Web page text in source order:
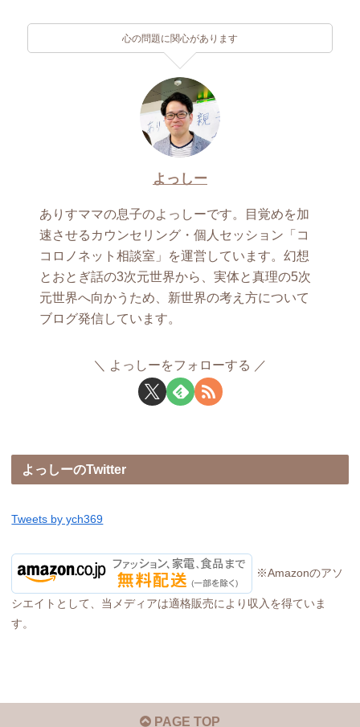
心の問題に関心があります
よっしー
ありすママの息子のよっしーです。目覚めを加
速させるカウンセリング・個人セッション「コ
コロノネット相談室」を運営しています。幻想
とおとぎ話の3次元世界から、実体と真理の5次
元世界へ向かうため、新世界の考え方について
ブログ発信しています。
よっしーをフォローする
よっしーのTwitter
Tweets by ych369
※Amazonのアソ
シエイトとして、当メディアは適格販売により収入を得ていま
す。
PAGE TOP